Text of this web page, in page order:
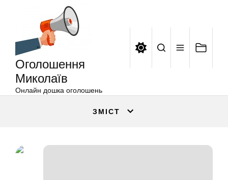
Оголошення
Миколаїв
Онлайн дошка оголошень
ЗМІСТ